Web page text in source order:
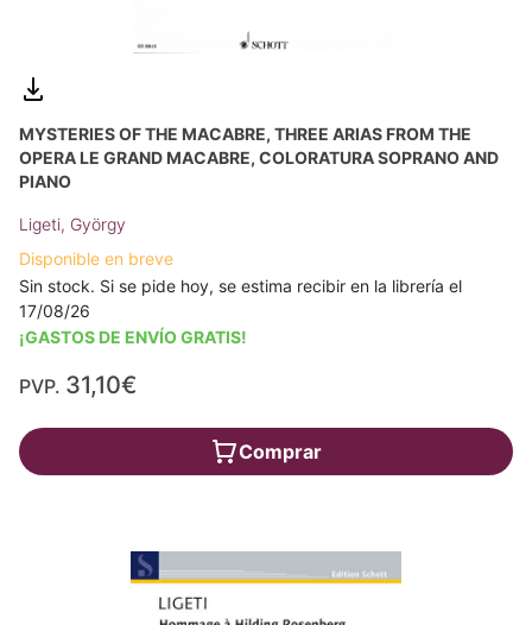
MYSTERIES OF THE MACABRE, THREE ARIAS FROM THE
OPERA LE GRAND MACABRE, COLORATURA SOPRANO AND
PIANO
Ligeti, György
Disponible en breve
Sin stock. Si se pide hoy, se estima recibir en la librería el
17/08/26
¡GASTOS DE ENVÍO GRATIS!
PVP. 31,10€
Comprar